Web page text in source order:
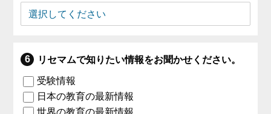
リセマムで知りたい情報をお聞かせください。
受験情報
日本の教育の最新情報
世界の教育の最新情報